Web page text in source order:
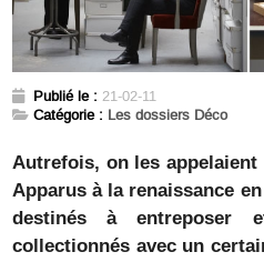
Publié le : 21-02-11
Catégorie : Les dossiers Déco
Autrefois, on les
Apparus à la renaissance
destinés à entreposer
collectionnés avec un